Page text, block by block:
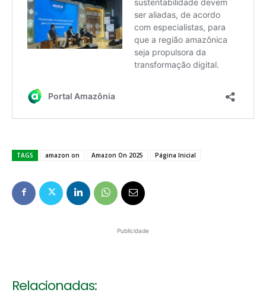
TAGS amazon on Amazon On 2025 Página Inicial
Publicidade
Relacionadas: